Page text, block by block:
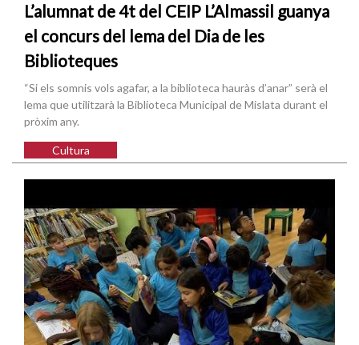
L’alumnat de 4t del CEIP L’Almassil guanya
el concurs del lema del Dia de les
Biblioteques
“Si els somnis vols agafar, a la biblioteca hauràs d’anar” serà el
lema que utilitzarà la Biblioteca Municipal de Mislata durant el
pròxim any.
Cultura